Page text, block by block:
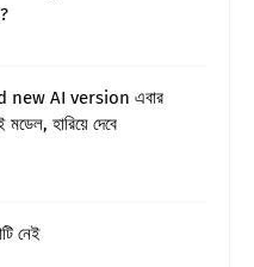
AI version এবার
হারিয়ে দেবে
নেই